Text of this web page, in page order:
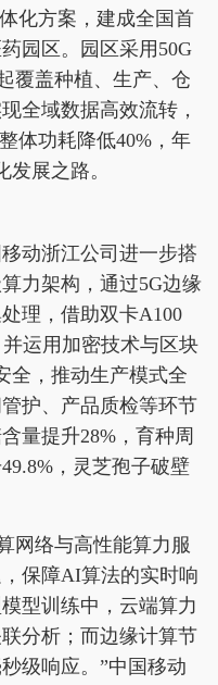
化方案，建成全国首
园区。园区采用50G
覆盖种植、生产、仓
全域数据高效流转，
体功耗降低40%，年
展之路。
动浙江公司进一步搭
力架构，通过5G边缘
理，借助双卡A100
运用加密技术与区块
全，推动生产模式全
护、产品质检等环节
量提升28%，育种周
，灵芝孢子破壁
网络与高性能算力服
保障AI算法的实时响
型训练中，云端算力
分析；而边缘计算节
级响应。”中国移动